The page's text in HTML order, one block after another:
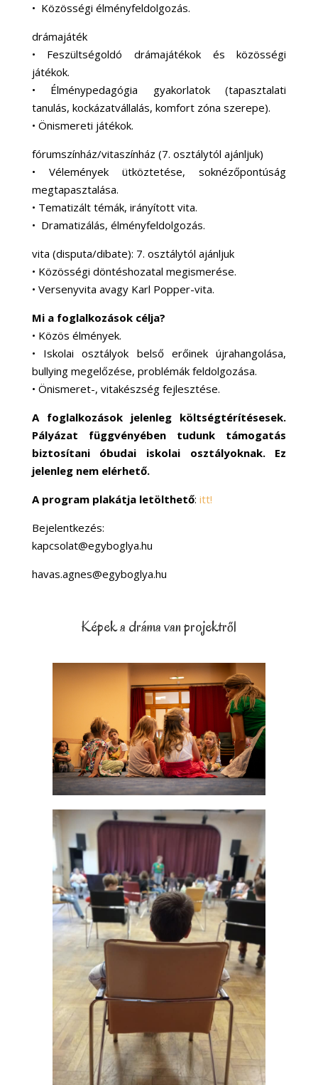
• Közösségi élményfeldolgozás.
drámajáték
• Feszültségoldó drámajátékok és közösségi
játékok.
• Élménypedagógia gyakorlatok (tapasztalati
tanulás, kockázatvállalás, komfort zóna szerepe).
• Önismereti játékok.
fórumszínház/vitaszínház (7. osztálytól ajánljuk)
• Vélemények ütköztetése, soknézőpontúság
megtapasztalása.
• Tematizált témák, irányított vita.
• Dramatizálás, élményfeldolgozás.
vita (disputa/dibate): 7. osztálytól ajánljuk
• Közösségi döntéshozatal megismerése.
• Versenyvita avagy Karl Popper-vita.
Mi a foglalkozások célja?
• Közös élmények.
• Iskolai osztályok belső erőinek újrahangolása,
bullying megelőzése, problémák feldolgozása.
• Önismeret-, vitakészség fejlesztése.
A foglalkozások jelenleg költségtérítésesek.
Pályázat függvényében tudunk támogatás
biztosítani óbudai iskolai osztályoknak. Ez
jelenleg nem elérhető.
A program plakátja letölthető: itt!
Bejelentkezés:
kapcsolat@egyboglya.hu
havas.agnes@egyboglya.hu
Képek a dráma van projektről